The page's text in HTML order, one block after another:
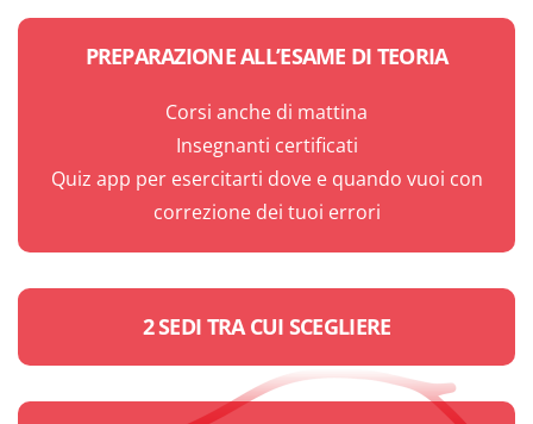
PREPARAZIONE ALL’ESAME DI TEORIA
Corsi anche di mattina
Insegnanti certificati
Quiz app per esercitarti dove e quando vuoi con
correzione dei tuoi errori
2 SEDI TRA CUI SCEGLIERE